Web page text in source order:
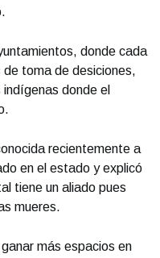
donde cada
de toma de desiciones,
donde el
recientemente a
en el estado y explicó
tiene un aliado pues
mueres.
más espacios en